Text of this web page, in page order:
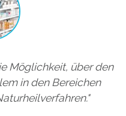
Möglichkeit, über den
in den Bereichen